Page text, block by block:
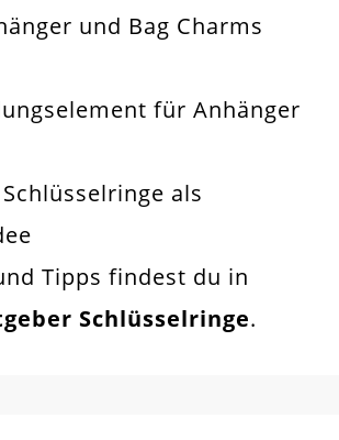
und Bag Charms
für Anhänger
als
Tipps findest du in
Schlüsselringe.